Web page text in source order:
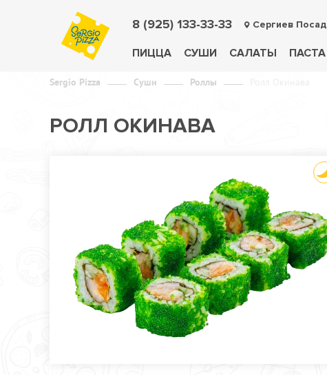
8 (925) 133-33-33 Сергиев Посад
ПИЦЦА СУШИ САЛАТЫ ПАСТА
Sergio Pizza Суши Роллы
РОЛЛ ОКИНАВА